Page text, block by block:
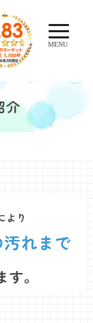
MENU
介